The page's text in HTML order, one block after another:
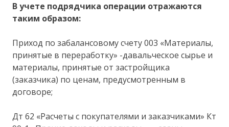
В учете подрядчика операции отражаются
таким образом:
Приход по забалансовому счету 003 «Материалы,
принятые в переработку» -давальческое сырье и
материалы, принятые от застройщика
(заказчика) по ценам, предусмотренным в
договоре;
Дт 62 «Расчеты с покупателями и заказчиками» Кт